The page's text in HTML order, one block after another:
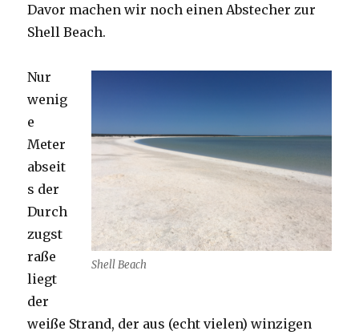
Davor machen wir noch einen Abstecher zur
Shell Beach.
Shell Beach
Nur
wenig
e
Meter
abseit
s der
Durch
zugst
raße
liegt
der
weiße Strand, der aus (echt vielen) winzigen